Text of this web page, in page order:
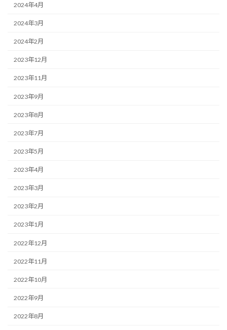
2024年4月
2024年3月
2024年2月
2023年12月
2023年11月
2023年9月
2023年8月
2023年7月
2023年5月
2023年4月
2023年3月
2023年2月
2023年1月
2022年12月
2022年11月
2022年10月
2022年9月
2022年8月